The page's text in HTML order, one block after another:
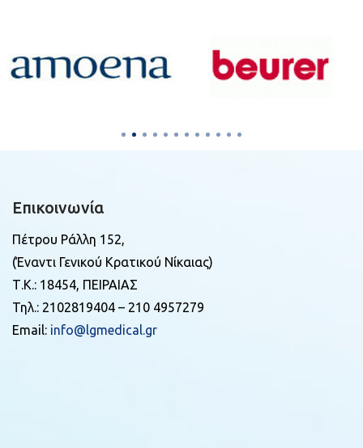
Επικοινωνία
Πέτρου Ράλλη 152,
(Έναντι Γενικού Κρατικού Νίκαιας)
Τ.Κ.: 18454, ΠΕΙΡΑΙΑΣ
Τηλ.: 2102819404 – 210 4957279
Email: info@lgmedical.gr